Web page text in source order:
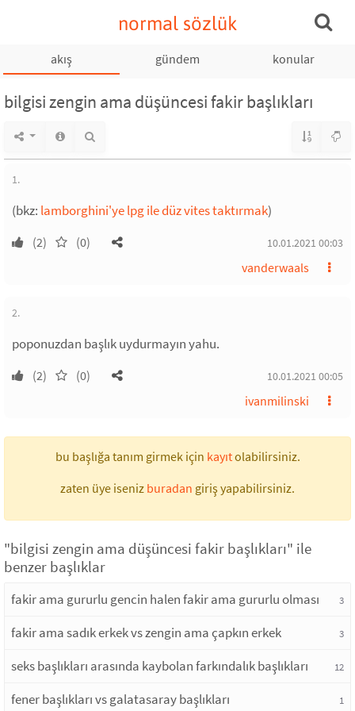
normal sözlük
akış gündem konular
bilgisi zengin ama düşüncesi fakir başlıkları
1.
(bkz: lamborghini'ye lpg ile düz vites taktırmak)
(2) (0) 10.01.2021 00:03
vanderwaals
2.
poponuzdan başlık uydurmayın yahu.
(2) (0) 10.01.2021 00:05
ivanmilinski
bu başlığa tanım girmek için kayıtolabilirsiniz.
zaten üye iseniz buradan giriş yapabilirsiniz.
"bilgisi zengin ama düşüncesi fakir başlıkları" ile
benzer başlıklar
fakir ama gururlu gencin halen fakir ama gururlu olması 3
fakir ama sadık erkek vs zengin ama çapkın erkek 3
seks başlıkları arasında kaybolan farkındalık başlıkları 12
fener başlıkları vs galatasaray başlıkları 1